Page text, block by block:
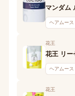
マンダム
ヘアムース
花王
花王 リー
ヘアムース
花王